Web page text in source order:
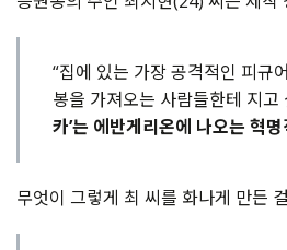
“집에 있는 가장 공격적인 피규
봉을 가져오는 사람들한테 지고
카’는 에반게리온에 나오는 혁
무엇이 그렇게 최 씨를 화나게 만든